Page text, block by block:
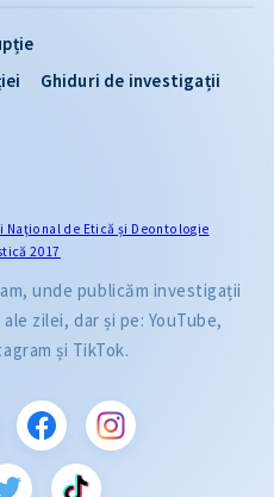
Ghiduri de investigații
Naţional de Etică și Deontologie
2017
unde publicăm investigații
zilei, dar și pe: YouTube,
și TikTok.